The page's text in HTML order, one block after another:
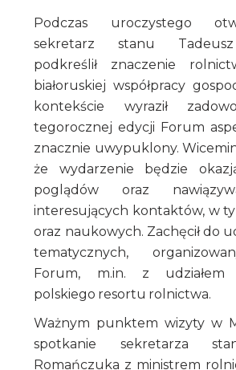
Podczas uroczystego
sekretarz stanu
podkreślił znaczenie
białoruskiej współpracy
kontekście wyraził
tegorocznej edycji Forum
znacznie uwypuklony.
że wydarzenie będzie
poglądów oraz
interesujących kontaktów, w
oraz naukowych. Zachęcił do
tematycznych,
Forum, m.in. z udziałem
polskiego resortu rolnictwa.
Ważnym punktem wizyty w
spotkanie sekretarza
Romańczuka z ministrem